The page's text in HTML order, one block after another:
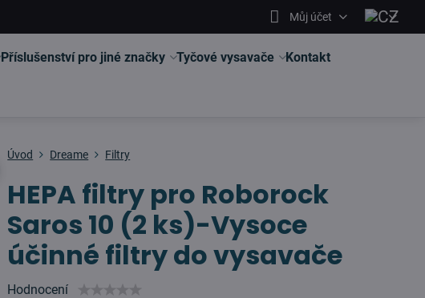
Můj účet
Příslušenství pro jiné značky Tyčové vysavače Kontakt
Úvod Dreame Filtry
HEPA filtry pro Roborock
Saros 10 (2 ks)-Vysoce
účinné filtry do vysavače
Hodnocení